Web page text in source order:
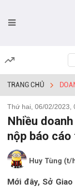
TRANG CHỦ
Thứ hai, 06/02/2023,
Nhiều
nộp báo
Huy Tùng (t/
Mới đây, Sở